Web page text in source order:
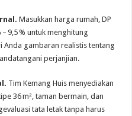
Masukkan harga rumah, DP
9,5 % untuk menghitung
Anda gambaran realistis tentang
perjanjian.
Tim Kemang Huis menyediakan
36 m², taman bermain, dan
tata letak tanpa harus